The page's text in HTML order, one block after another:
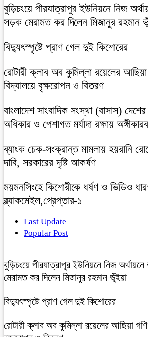
বুড়িচংয়ে পীরযাত্রাপুর ইউনিয়নে নিজ
সড়ক মেরামত কর দিলেন মিজানুর রহমান
বিদ্যুৎস্পৃষ্টে প্রাণ গেল দুই কিশোরের
রোটারী ক্লাব অব কুমিল্লা রয়েলের আছিয়া
বিদ্যালয়ে বৃক্ষরোপন ও বিতরণ
বাংলাদেশ সাংবাদিক সংস্থা (বাসাস) দেশের
অধিকার ও পেশাগত মর্যাদা রক্ষায়
ব্যাংক চেক-সংক্রান্ত মামলায় হয়রানি
দাবি, সরকারের দৃষ্টি আকর্ষণ
ময়মনসিংহে কিশোরীকে ধর্ষণ ও ভিডিও
ব্ল্যাকমেইল,গ্রেপ্তার-১
Last Update
Popular Post
বুড়িচংয়ে পীরযাত্রাপুর ইউনিয়নে নিজ
মেরামত কর দিলেন মিজানুর রহমান ভুঁইয়া
বিদ্যুৎস্পৃষ্টে প্রাণ গেল দুই কিশোরের
রোটারী ক্লাব অব কুমিল্লা রয়েলের আছিয়া গণি